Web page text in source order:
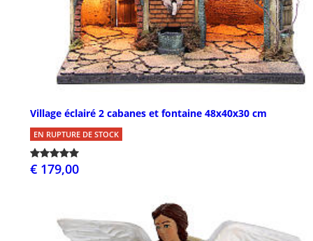
Village éclairé 2 cabanes et fontaine 48x40x30 cm
EN RUPTURE DE STOCK
€ 179,00